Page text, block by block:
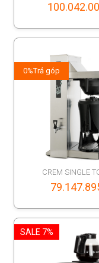
CREM SINGLE
0%Trả góp
SALE 7%